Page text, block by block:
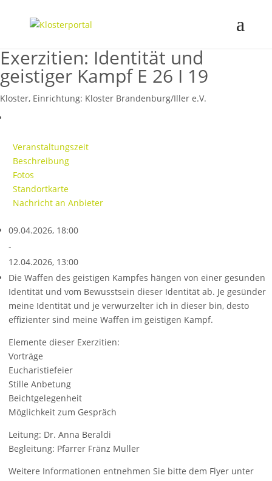
Exerzitien: Identität und
geistiger Kampf E 26 I 19
Kloster, Einrichtung: Kloster Brandenburg/Iller e.V.
Veranstaltungszeit
Beschreibung
Fotos
Standortkarte
Nachricht an Anbieter
09.04.2026, 18:00
-
12.04.2026, 13:00
Die Waffen des geistigen Kampfes hängen von einer gesunden
Identität und vom Bewusstsein dieser Identität ab. Je gesünder
meine Identität und je verwurzelter ich in dieser bin, desto
effizienter sind meine Waffen im geistigen Kampf.
Elemente dieser Exerzitien:
Vorträge
Eucharistiefeier
Stille Anbetung
Beichtgelegenheit
Möglichkeit zum Gespräch
Leitung: Dr. Anna Beraldi
Begleitung: Pfarrer Fränz Muller
Weitere Informationen entnehmen Sie bitte dem Flyer unter